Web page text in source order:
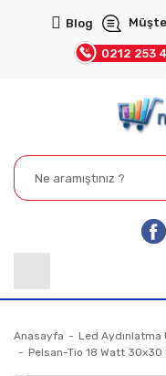
Blog
0212 253
Anasayfa Led Aydınlatma
Pelsan-Tio 18 Watt 30x30